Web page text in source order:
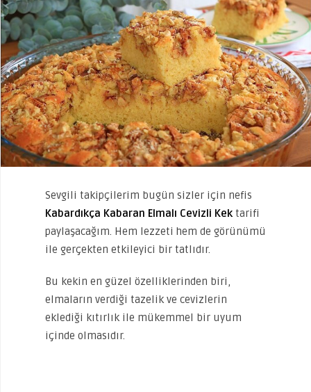
Sevgili takipçilerim bugün sizler için nefis
Kabardıkça Kabaran Elmalı Cevizli Kektarifi
paylaşacağım. Hem lezzeti hem de görünümü
ile gerçekten etkileyici bir tatlıdır.
Bu kekin en güzel özelliklerinden biri,
elmaların verdiği tazelik ve cevizlerin
eklediği kıtırlık ile mükemmel bir uyum
içinde olmasıdır.